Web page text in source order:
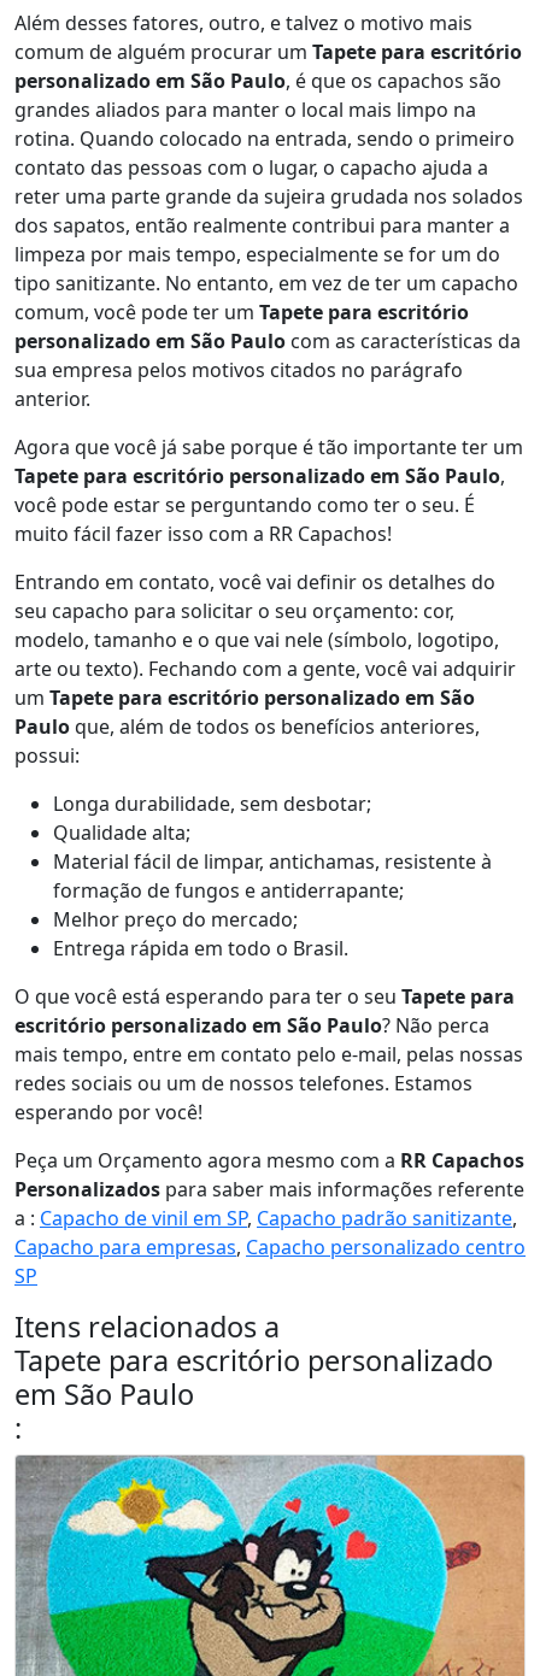
Além desses fatores, outro, e talvez o motivo mais
comum de alguém procurar um Tapete para escritório
personalizado em São Paulo, é que os capachos são
grandes aliados para manter o local mais limpo na
rotina. Quando colocado na entrada, sendo o primeiro
contato das pessoas com o lugar, o capacho ajuda a
reter uma parte grande da sujeira grudada nos solados
dos sapatos, então realmente contribui para manter a
limpeza por mais tempo, especialmente se for um do
tipo sanitizante. No entanto, em vez de ter um capacho
comum, você pode ter um Tapete para escritório
personalizado em São Paulo com as características da
sua empresa pelos motivos citados no parágrafo
anterior.
Agora que você já sabe porque é tão importante ter um
Tapete para escritório personalizado em São Paulo,
você pode estar se perguntando como ter o seu. É
muito fácil fazer isso com a RR Capachos!
Entrando em contato, você vai definir os detalhes do
seu capacho para solicitar o seu orçamento: cor,
modelo, tamanho e o que vai nele (símbolo, logotipo,
arte ou texto). Fechando com a gente, você vai adquirir
um Tapete para escritório personalizado em São
Pauloque, além de todos os benefícios anteriores,
possui:
Longa durabilidade, sem desbotar;
Qualidade alta;
Material fácil de limpar, antichamas, resistente à
formação de fungos e antiderrapante;
Melhor preço do mercado;
Entrega rápida em todo o Brasil.
O que você está esperando para ter o seu Tapete para
escritório personalizado em São Paulo? Não perca
mais tempo, entre em contato pelo e-mail, pelas nossas
redes sociais ou um de nossos telefones. Estamos
esperando por você!
Peça um Orçamento agora mesmo com a RR Capachos
Personalizados para saber mais informações referente
a : Capacho de vinil em SP, Capacho padrão sanitizante,
Capacho para empresas, Capacho personalizado centro
SP
Itens relacionados a
Tapete para escritório personalizado
em São Paulo
: